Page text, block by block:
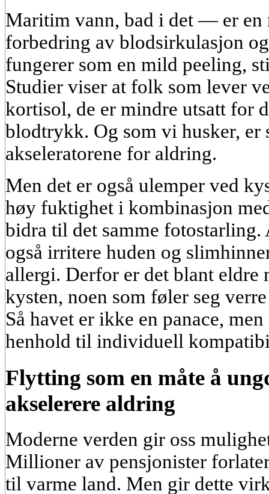
Maritim vann, bad i det — er en
forbedring av blodsirkulasjon
fungerer som en mild peeling,
Studier viser at folk som lever
kortisol, de er mindre utsatt for
blodtrykk. Og som vi husker, er
akseleratorene for aldring.
Men det er også ulemper ved
høy fuktighet i kombinasjon
bidra til det samme fotostarling.
også irritere huden og
allergi. Derfor er det blant eldre
kysten, noen som føler seg
Så havet er ikke en panace,
henhold til individuell
Flytting som en måte å
akselerere aldring
Moderne verden gir oss
Millioner av pensjonister
til varme land. Men gir dette